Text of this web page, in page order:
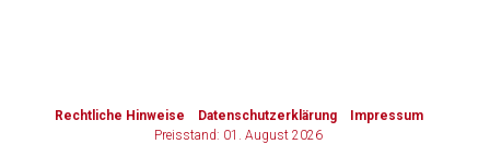
Rechtliche Hinweise Datenschutzerklärung
Impressum
Preisstand: 01. August 2026